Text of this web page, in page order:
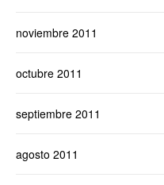
noviembre 2011
octubre 2011
septiembre 2011
agosto 2011